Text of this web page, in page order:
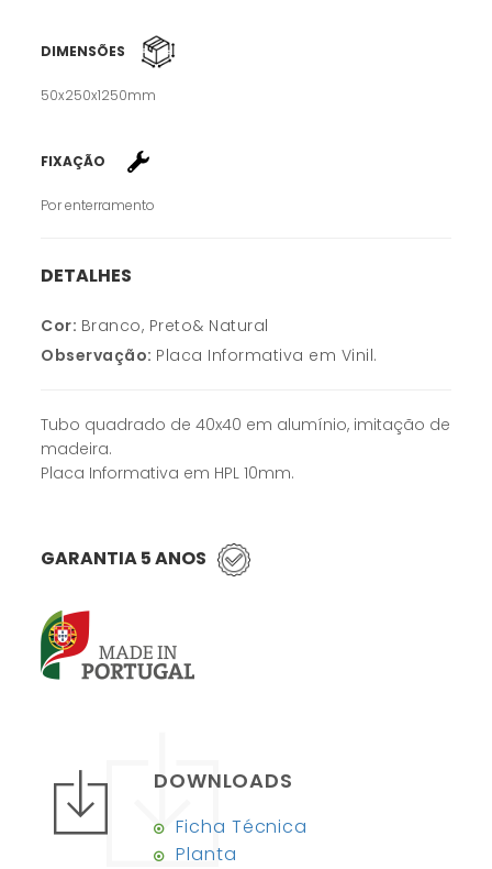
DIMENSÕES
50x250x1250mm
FIXAÇÃO
Por enterramento
DETALHES
Cor: Branco, Preto& Natural
Observação: Placa Informativa em Vinil.
Tubo quadrado de 40x40 em alumínio, imitação de
madeira.
Placa Informativa em HPL 10mm.
GARANTIA 5 ANOS
DOWNLOADS
Ficha Técnica
Planta